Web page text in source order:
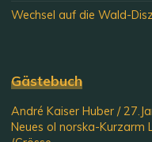
Wechsel auf die Wald-
Gästebuch
André Kaiser Huber /
Neues ol norska-Kurzarm